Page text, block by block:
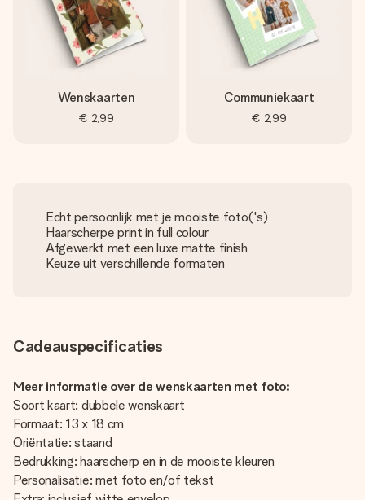
Wenskaarten
€ 2,99
Communiekaart
€ 2,99
Echt persoonlijk met je mooiste foto('s)
Haarscherpe print in full colour
Afgewerkt met een luxe matte finish
Keuze uit verschillende formaten
Cadeauspecificaties
Meer informatie over de wenskaarten met foto:
Soort kaart: dubbele wenskaart
Formaat: 13 x 18 cm
Oriëntatie: staand
Bedrukking: haarscherp en in de mooiste kleuren
Personalisatie: met foto en/of tekst